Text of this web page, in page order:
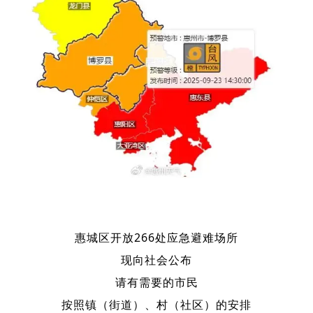
惠城区开放266处应急避难场所
现向社会公布
请有需要的市民
按照镇（街道）、村（社区）的安排